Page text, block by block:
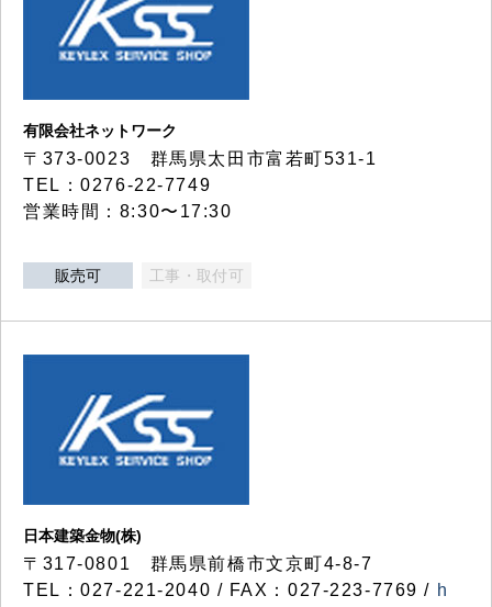
有限会社ネットワーク
〒373-0023 群馬県太田市富若町531-1
TEL：0276-22-7749
営業時間：8:30〜17:30
販売可 工事・取付可
日本建築金物(株)
〒317‐0801 群馬県前橋市文京町4-8-7
TEL：027-221-2040 / FAX：027-223-7769 / h